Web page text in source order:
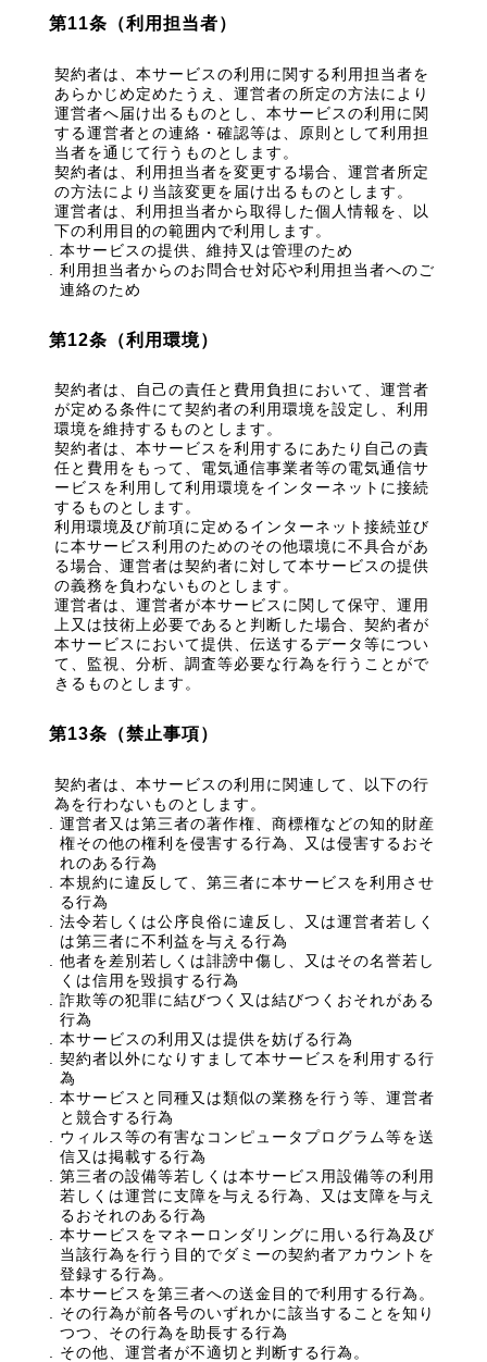
第11条（利用担当者）
契約者は、本サービスの利用に関する利用担当者を
あらかじめ定めたうえ、運営者の所定の方法により
運営者へ届け出るものとし、本サービスの利用に関
する運営者との連絡・確認等は、原則として利用担
当者を通じて行うものとします。
契約者は、利用担当者を変更する場合、運営者所定
の方法により当該変更を届け出るものとします。
運営者は、利用担当者から取得した個人情報を、以
下の利用目的の範囲内で利用します。
本サービスの提供、維持又は管理のため
利用担当者からのお問合せ対応や利用担当者へのご
連絡のため
第12条（利用環境）
契約者は、自己の責任と費用負担において、運営者
が定める条件にて契約者の利用環境を設定し、利用
環境を維持するものとします。
契約者は、本サービスを利用するにあたり自己の責
任と費用をもって、電気通信事業者等の電気通信サ
ービスを利用して利用環境をインターネットに接続
するものとします。
利用環境及び前項に定めるインターネット接続並び
に本サービス利用のためのその他環境に不具合があ
る場合、運営者は契約者に対して本サービスの提供
の義務を負わないものとします。
運営者は、運営者が本サービスに関して保守、運用
上又は技術上必要であると判断した場合、契約者が
本サービスにおいて提供、伝送するデータ等につい
て、監視、分析、調査等必要な行為を行うことがで
きるものとします。
第13条（禁止事項）
契約者は、本サービスの利用に関連して、以下の行
為を行わないものとします。
運営者又は第三者の著作権、商標権などの知的財産
権その他の権利を侵害する行為、又は侵害するおそ
れのある行為
本規約に違反して、第三者に本サービスを利用させ
る行為
法令若しくは公序良俗に違反し、又は運営者若しく
は第三者に不利益を与える行為
他者を差別若しくは誹謗中傷し、又はその名誉若し
くは信用を毀損する行為
詐欺等の犯罪に結びつく又は結びつくおそれがある
行為
本サービスの利用又は提供を妨げる行為
契約者以外になりすまして本サービスを利用する行
為
本サービスと同種又は類似の業務を行う等、運営者
と競合する行為
ウィルス等の有害なコンピュータプログラム等を送
信又は掲載する行為
第三者の設備等若しくは本サービス用設備等の利用
若しくは運営に支障を与える行為、又は支障を与え
るおそれのある行為
本サービスをマネーロンダリングに用いる行為及び
当該行為を行う目的でダミーの契約者アカウントを
登録する行為。
本サービスを第三者への送金目的で利用する行為。
その行為が前各号のいずれかに該当することを知り
つつ、その行為を助長する行為
その他、運営者が不適切と判断する行為。